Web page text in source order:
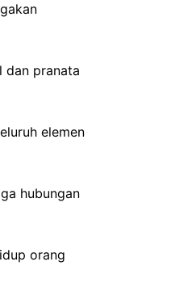
dan pranata
elemen
hubungan
orang